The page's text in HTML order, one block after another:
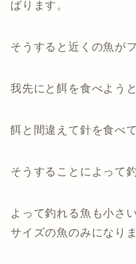
ばります。
そうすると近くの魚が
我先にと餌を食べよう
餌と間違えて針を食べ
そうすることによって
よって釣れる魚も小さ
サイズの魚のみになりま